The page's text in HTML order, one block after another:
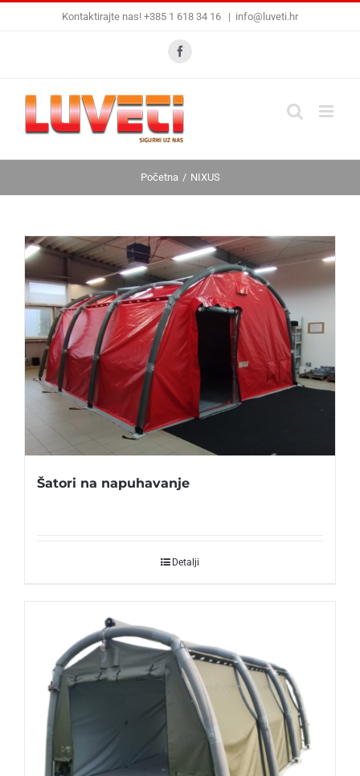
Kontaktirajte nas! +385 1 618 34 16 | info@luveti.hr
Facebook
Početna NIXUS
Šatori na napuhavanje
Detalji